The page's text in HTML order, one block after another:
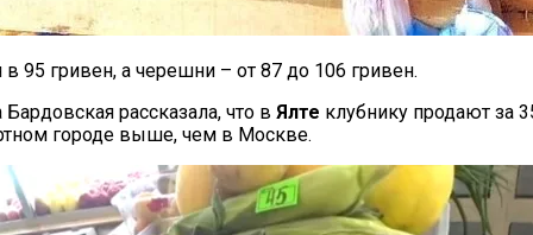
95 гривен, а черешни – от 87 до 106 гривен.
рассказала, что в Ялте клубнику продают за
городе выше, чем в Москве.